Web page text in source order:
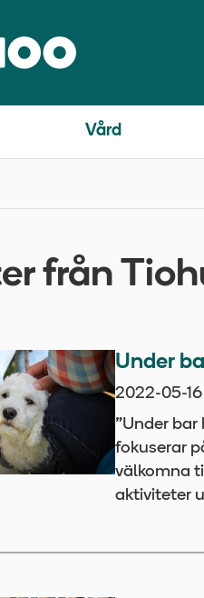
Vård
från
Under
2022-05-16
”Under
fokuserar
välkomna
aktiviteter